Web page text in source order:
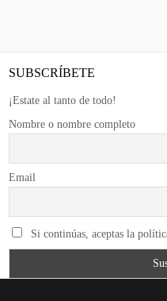
SUBSCRÍBETE
¡Estate al tanto de todo!
Nombre o nombre completo
Email
Si continúas, aceptas la